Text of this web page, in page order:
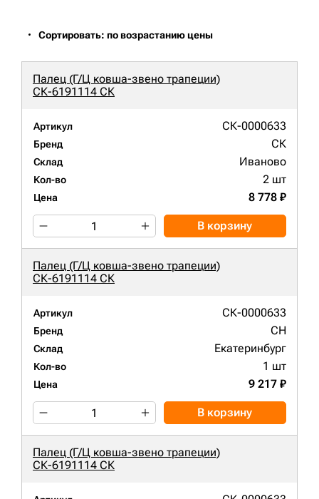
Сортировать: по возрастанию цены
Палец (Г/Ц ковша-звено трапеции)
СК-6191114 СК
Артикул СК-0000633
Бренд СК
Склад Иваново
Кол-во 2 шт
Цена 8 778 ₽
В корзину
Палец (Г/Ц ковша-звено трапеции)
СК-6191114 СК
Артикул СК-0000633
Бренд CH
Склад Екатеринбург
Кол-во 1 шт
Цена 9 217 ₽
В корзину
Палец (Г/Ц ковша-звено трапеции)
СК-6191114 СК